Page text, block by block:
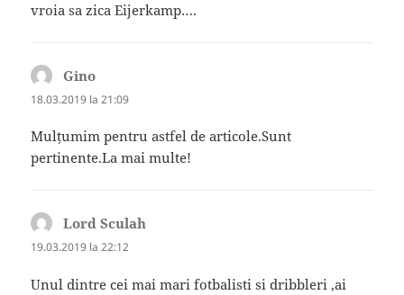
vroia sa zica Eijerkamp….
Gino
18.03.2019 la 21:09
Mulțumim pentru astfel de articole.Sunt
pertinente.La mai multe!
Lord Sculah
19.03.2019 la 22:12
Unul dintre cei mai mari fotbalisti si dribbleri ,ai